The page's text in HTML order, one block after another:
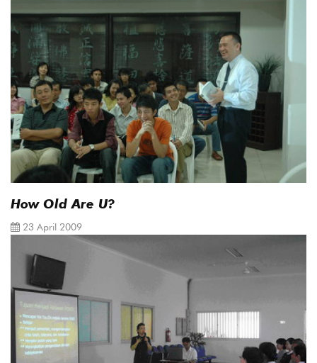
How Old Are U?
23 April 2009